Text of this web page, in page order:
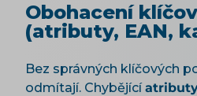
Obohacení
(atributy, EAN,
Bez správných klíčových
odmítají. Chybějícíatributy